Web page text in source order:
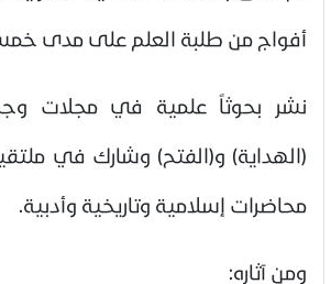
أفواج من طلبة العلم على مدى
نشر بحوثاً علمية في مجلات
(الهداية) و(الفتح) وشارك في
محاضرات إسلامية وتاريخية وأدبية.
ومن آثاره: